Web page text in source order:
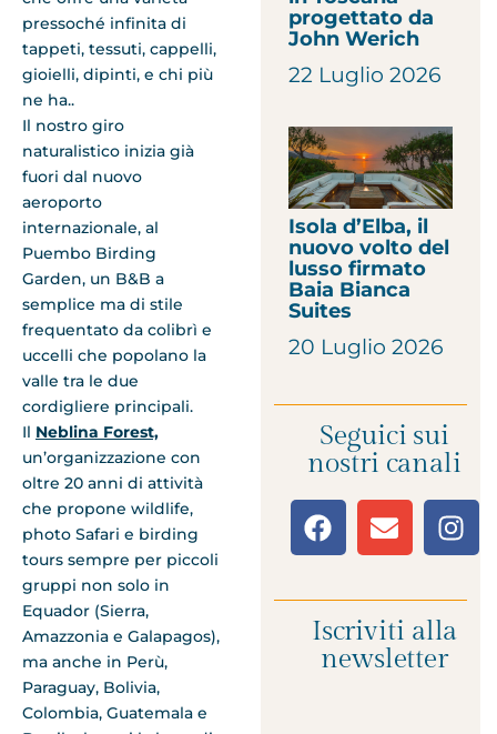
pressoché infinita di
tappeti, tessuti, cappelli,
gioielli, dipinti, e chi più
ne ha..
Il nostro giro
naturalistico inizia già
fuori dal nuovo
aeroporto
internazionale, al
Puembo Birding
Garden, un B&B a
semplice ma di stile
frequentato da colibrì e
uccelli che popolano la
valle tra le due
cordigliere principali.
Il Neblina Forest,
un’organizzazione con
oltre 20 anni di attività
che propone wildlife,
photo Safari e birding
tours sempre per piccoli
gruppi non solo in
Equador (Sierra,
Amazzonia e Galapagos),
ma anche in Perù,
Paraguay, Bolivia,
Colombia, Guatemala e
progettato da
John Werich
22 Luglio 2026
Isola d’Elba, il
nuovo volto del
lusso firmato
Baia Bianca
Suites
20 Luglio 2026
Seguici sui
nostri canali
Iscriviti alla
newsletter